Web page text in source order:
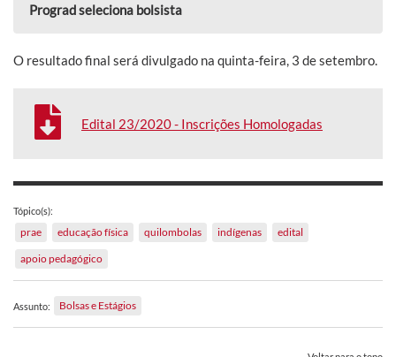
Prograd seleciona bolsista
O resultado final será divulgado na quinta-feira, 3 de setembro.
Edital 23/2020 - Inscrições Homologadas
Tópico(s):
prae educação física quilombolas indígenas
edital
apoio pedagógico
Assunto: Bolsas e Estágios